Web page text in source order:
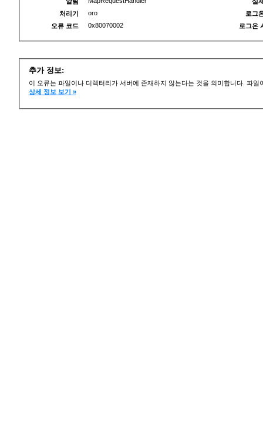
처리기
oro
오류 코드
0x80070002
로그
로그온
추가 정보:
이 오류는 파일이나 디렉터리가 서버에 존재하지 않는다는 것을 의미합니다. 파
상세 정보 보기 »